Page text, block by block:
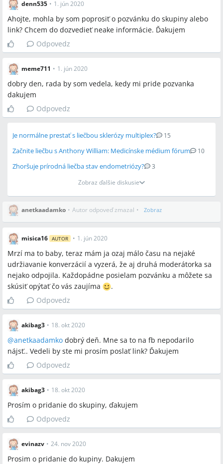
denn535 • 1. jún 2020
Ahojte, mohla by som poprosiť o pozvánku do skupiny alebo
link? Chcem do dozvedieť neake informácie. Ďakujem
Odpovedz
meme711 • 1. jún 2020
dobry den, rada by som vedela, kedy mi pride pozvanka
dakujem
Odpovedz
Je normálne prestať s liečbou sklerózy multiplex? 15
Začnite liečbu s Anthony William: Medicínske médium fórum 10
Zhoršuje prírodná liečba stav endometriózy?
3
Zobraz ďalšie diskusie
anetkaadamko • Autor odpoveď zmazal • Zobraz
misica16 AUTOR • 1. jún 2020
Mrzí ma to baby, teraz mám ja ozaj málo času na nejaké
udržiavanie konverzácií a vyzerá, že aj druhá moderátorka sa
nejako odpojila. Každopádne posielam pozvánku a môžete sa
skúsiť opýtať čo vás zaujíma
️.
Odpovedz
akibag3 • 18. okt 2020
@anetkaadamko dobrý deň. Mne sa to na fb nepodarilo
nájsť.. Vedeli by ste mi prosím poslať link? Ďakujem
Odpovedz
akibag3 • 18. okt 2020
Prosím o pridanie do skupiny, ďakujem
Odpovedz
evinazv • 24. nov 2020
Prosim o pridanie do kupiny. Dakujem